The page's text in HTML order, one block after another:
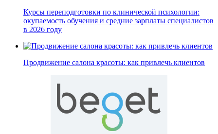
Курсы переподготовки по клинической психологии:
окупаемость обучения и средние зарплаты специалистов
в 2026 году
Продвижение салона красоты: как привлечь клиентов